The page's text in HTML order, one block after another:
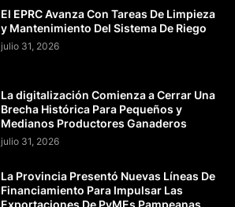
El EPRC Avanza Con Tareas De Limpieza
y Mantenimiento Del Sistema De Riego
julio 31, 2026
La digitalización Comienza a Cerrar Una
Brecha Histórica Para Pequeños y
Medianos Productores Ganaderos
julio 31, 2026
La Provincia Presentó Nuevas Líneas De
Financiamiento Para Impulsar Las